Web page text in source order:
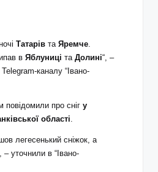
Татарів та Яремче
в Яблуниці та Долині“, –
каналу “Івано-
повідомили про сніг у
області
легесенький сніжок, а
– уточнили в “Івано-